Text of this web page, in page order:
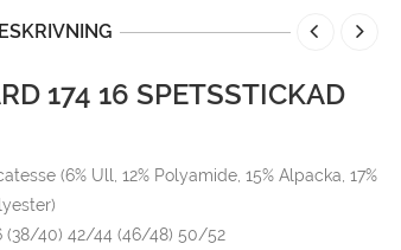
174 16 SPETSSTICKAD
(6% Ull, 12% Polyamide, 15% Alpacka, 17%
40) 42/44 (46/48) 50/52